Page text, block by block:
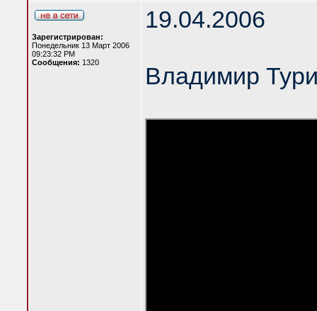
Зарегистрирован:
Понедельник 13 Март 2006
09:23:32 PM
Сообщения: 1320
19.04.2006
Владимир